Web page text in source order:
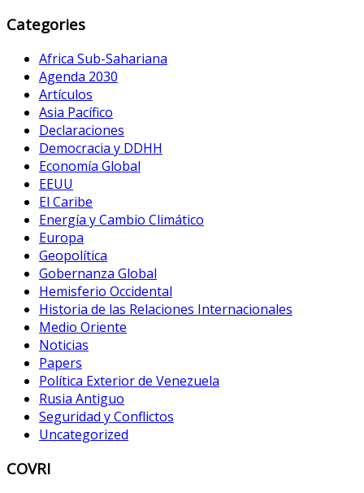
Categories
Africa Sub-Sahariana
Agenda 2030
Artículos
Asia Pacífico
Declaraciones
Democracia y DDHH
Economía Global
EEUU
El Caribe
Energía y Cambio Climático
Europa
Geopolítica
Gobernanza Global
Hemisferio Occidental
Historia de las Relaciones Internacionales
Medio Oriente
Noticias
Papers
Política Exterior de Venezuela
Rusia Antiguo
Seguridad y Conflictos
Uncategorized
COVRI